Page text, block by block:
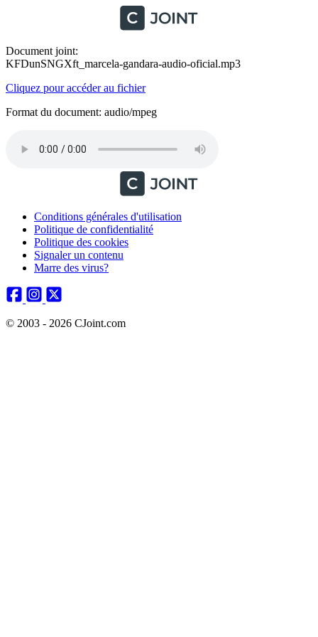
Document joint:
KFDunSNGXft_marcela-gandara-audio-oficial.mp3
Cliquez pour accéder au fichier
Format du document: audio/mpeg
Conditions générales d'utilisation
Politique de confidentialité
Politique des cookies
Signaler un contenu
Marre des virus?
© 2003 - 2026 CJoint.com